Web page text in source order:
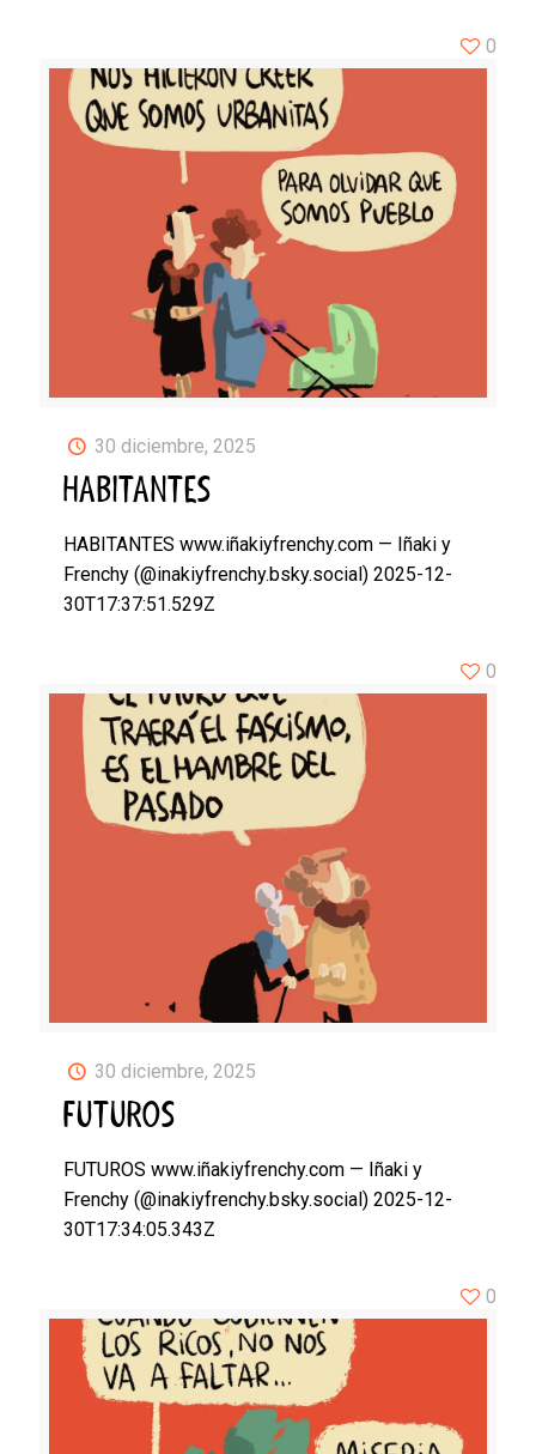
30 diciembre, 2025
HABITANTES
HABITANTES www.iñakiyfrenchy.com — Iñaki y
Frenchy (@inakiyfrenchy.bsky.social) 2025-12-
30T17:37:51.529Z
0
30 diciembre, 2025
FUTUROS
FUTUROS www.iñakiyfrenchy.com — Iñaki y
Frenchy (@inakiyfrenchy.bsky.social) 2025-12-
30T17:34:05.343Z
0
0